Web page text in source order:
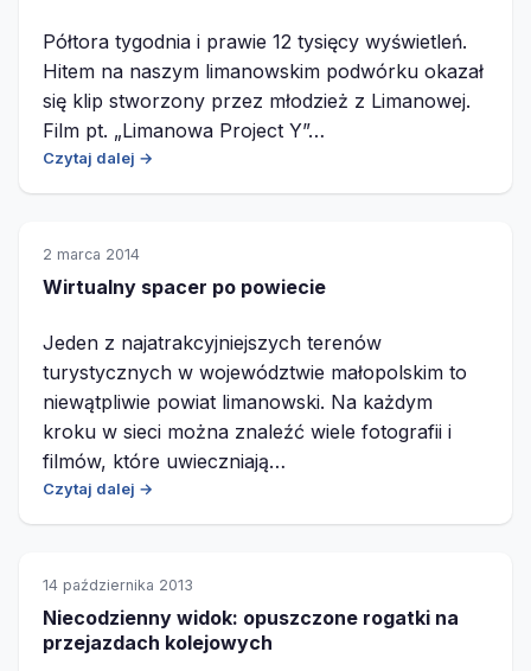
Półtora tygodnia i prawie 12 tysięcy wyświetleń.
Hitem na naszym limanowskim podwórku okazał
się klip stworzony przez młodzież z Limanowej.
Film pt. „Limanowa Project Y”…
Czytaj dalej →
2 marca 2014
Wirtualny spacer po powiecie
Jeden z najatrakcyjniejszych terenów
turystycznych w województwie małopolskim to
niewątpliwie powiat limanowski. Na każdym
kroku w sieci można znaleźć wiele fotografii i
filmów, które uwieczniają…
Czytaj dalej →
14 października 2013
Niecodzienny widok: opuszczone rogatki na
przejazdach kolejowych